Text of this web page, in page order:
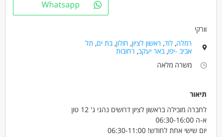
Whatsapp
וורקי
רמלה,לוד, ראשון לציון, חולון,בת ים, תל
אביב -יפו,באר יעקב, רחובות
משרה מלאה
תיאור
לחברה מובילה בראשון לציון דרושים נהגי ג' 12 טון
א-ה 06:30-16:00
יום שישי אחת לחודש! 06:30-11:00